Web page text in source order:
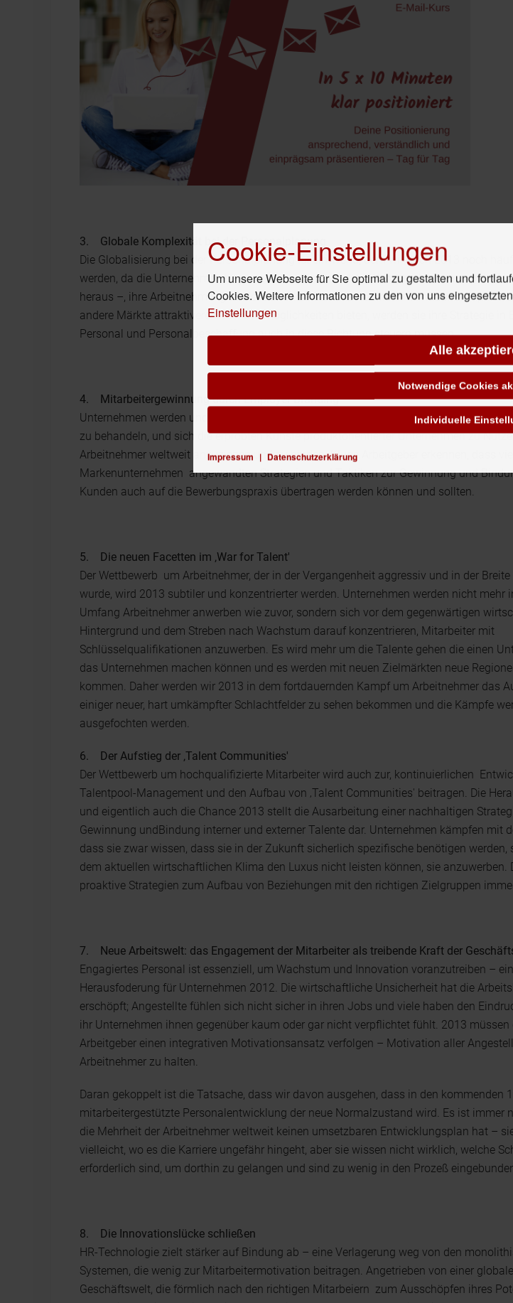
3. Globale Komplexität bei der Personalplanung
Die Globalisierung bei der Personalplanung ist ein Trend, dem wir auch 2013 noch
werden, da die Unternehmen beginnen – sowohl aus dem Wunsch als auch aus der
heraus –, ihre Arbeitnehmer globaler zu sehen. Da Unternehmen international
andere Märkte attraktivere Geschäftsmöglichkeiten bieten, werden sie ihre Strategie in
Personal und Personalbeschaffung auch in diese Richtung steuern müssen.
4. Mitarbeitergewinnung durch Employer Branding
Unternehmen werden und müssen beginnen, Kandidaten und mögliche Bewerber wie
zu behandeln, und sich die erprobten Künste produktorientierter Unternehmen zu
Arbeitnehmer weltweit anzuziehen und zu binden. Kluge Arbeitgeber erkennen, dass
Markenunternehmen angewandten Strategien und Taktiken zur Gewinnung und
Kunden auch auf die Bewerbungspraxis übertragen werden können und sollten.
5. Die neuen Facetten im ‚War for Talent'
Der Wettbewerb um Arbeitnehmer, der in der Vergangenheit aggressiv und in der
wurde, wird 2013 subtiler und konzentrierter werden. Unternehmen werden nicht mehr
Umfang Arbeitnehmer anwerben wie zuvor, sondern sich vor dem gegenwärtigen
Hintergrund und dem Streben nach Wachstum darauf konzentrieren, Mitarbeiter mit
Schlüsselqualifikationen anzuwerben. Es wird mehr um die Talente gehen die einen
das Unternehmen machen können und es werden mit neuen Zielmärkten neue
kommen. Daher werden wir 2013 in dem fortdauernden Kampf um Arbeitnehmer das
einiger neuer, hart umkämpfter Schlachtfelder zu sehen bekommen und die Kämpfe
ausgefochten werden.
6. Der Aufstieg der ‚Talent Communities'
Der Wettbewerb um hochqualifizierte Mitarbeiter wird auch zur, kontinuierlichen
Talentpool-Management und den Aufbau von ‚Talent Communities' beitragen. Die
und eigentlich auch die Chance 2013 stellt die Ausarbeitung einer nachhaltigen
Gewinnung undBindung interner und externer Talente dar. Unternehmen kämpfen mit
dass sie zwar wissen, dass sie in der Zukunft sicherlich spezifische benötigen werden,
dem aktuellen wirtschaftlichen Klima den Luxus nicht leisten können, sie anzuwerben.
proaktive Strategien zum Aufbau von Beziehungen mit den richtigen Zielgruppen
7. Neue Arbeitswelt: das Engagement der Mitarbeiter als treibende Kraft der
Engagiertes Personal ist essenziell, um Wachstum und Innovation voranzutreiben –
Herausfoderung für Unternehmen 2012. Die wirtschaftliche Unsicherheit hat die
erschöpft; Angestellte fühlen sich nicht sicher in ihren Jobs und viele haben den
ihr Unternehmen ihnen gegenüber kaum oder gar nicht verpflichtet fühlt. 2013 müssen
Arbeitgeber einen integrativen Motivationsansatz verfolgen – Motivation aller
Arbeitnehmer zu halten.
Daran gekoppelt ist die Tatsache, dass wir davon ausgehen, dass in den kommenden
mitarbeitergestützte Personalentwicklung der neue Normalzustand wird. Es ist immer
die Mehrheit der Arbeitnehmer weltweit keinen umsetzbaren Entwicklungsplan hat –
vielleicht, wo es die Karriere ungefähr hingeht, aber sie wissen nicht wirklich, welche
erforderlich sind, um dorthin zu gelangen und sind zu wenig in den Prozeß
8. Die Innovationslücke schließen
HR-Technologie zielt stärker auf Bindung ab – eine Verlagerung weg von den
Systemen, die wenig zur Mitarbeitermotivation beitragen. Angetrieben von einer
Geschäftswelt, die förmlich nach den richtigen Mitarbeiern zum Ausschöpfen ihres
Cookie-Einstellungen
Um unsere Webseite für Sie optimal zu gestalten und
Cookies. Weitere Informationen zu den von uns
Einstellungen
Alle
Notwendige Cookies
Impressum | Datenschutzerklärung
Individuelle